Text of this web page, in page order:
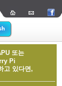
또는
Pi
고 있다면,